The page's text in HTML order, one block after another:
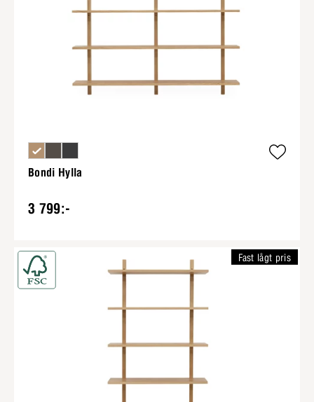
Bondi Hylla
3 799:-
Fast lågt pris